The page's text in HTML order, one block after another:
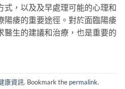
式，以及及早處理可能的心理和
陽痿的重要途徑。對於面臨陽痿
醫生的建議和治療，也是重要的
康資訊. Bookmark the permalink.